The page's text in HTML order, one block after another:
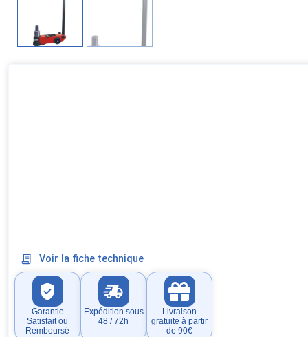
Voir la fiche technique
Garantie
Satisfait ou
Remboursé
Expédition sous
48 / 72h
Livraison
gratuite à partir
de 90€